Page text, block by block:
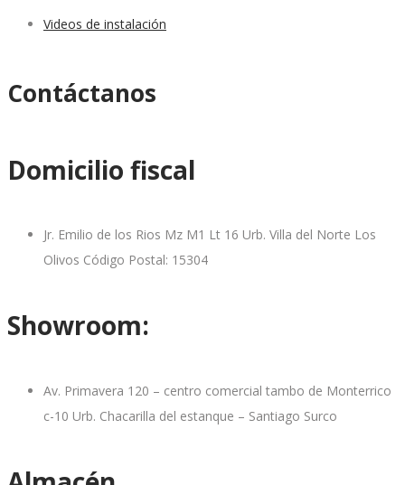
Videos de instalación
Contáctanos
Domicilio fiscal
Jr. Emilio de los Rios Mz M1 Lt 16 Urb. Villa del Norte Los
Olivos Código Postal: 15304
Showroom:
Av. Primavera 120 – centro comercial tambo de Monterrico
c-10 Urb. Chacarilla del estanque – Santiago Surco